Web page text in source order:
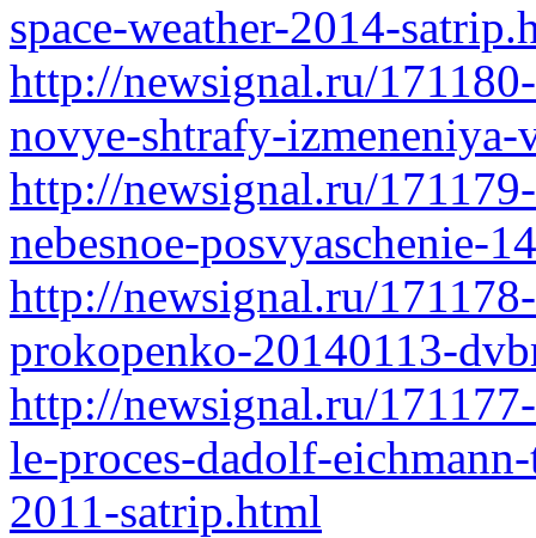
space-weather-2014-
http://newsignal.ru/
novye-shtrafy-
http://newsignal.ru/
nebesnoe-posvyaschenie-
http://newsignal.ru/
prokopenko-20140113-
http://newsignal.ru/
le-proces-dadolf-
2011-satrip.html